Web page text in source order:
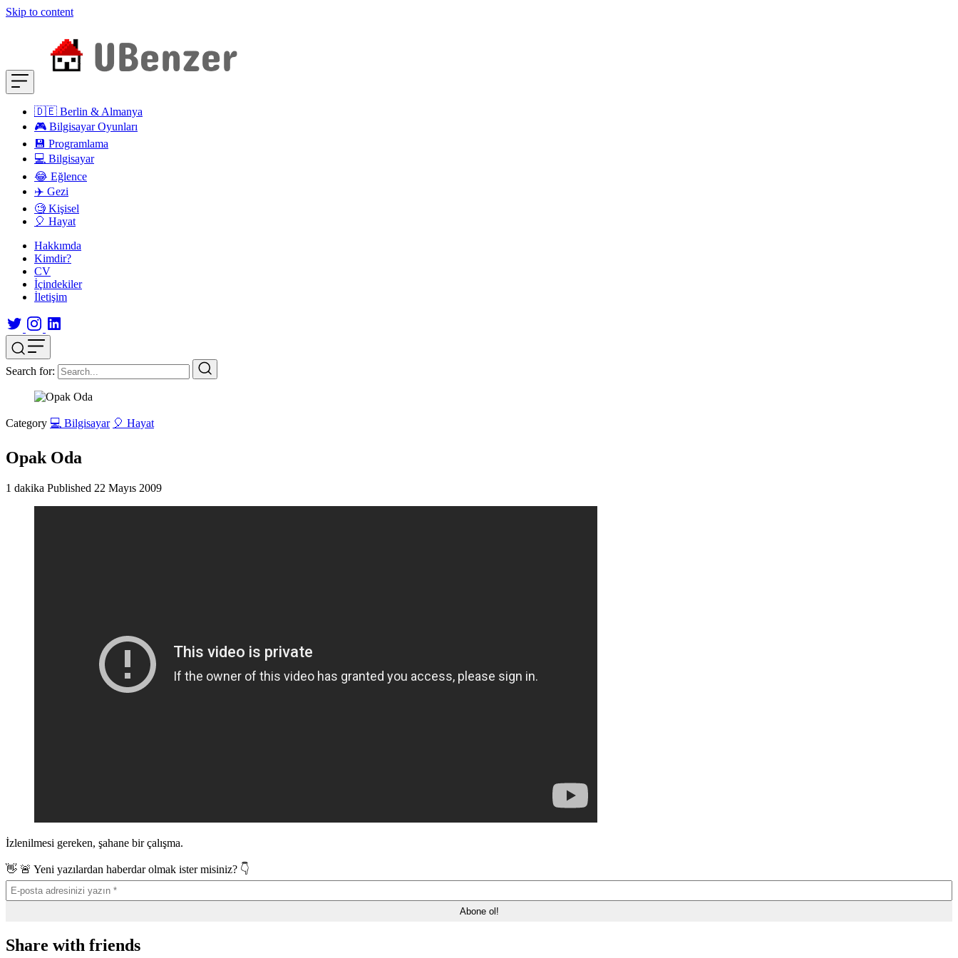
Skip to content
🇩🇪 Berlin & Almanya
🎮 Bilgisayar Oyunları
💾 Programlama
💻 Bilgisayar
😂 Eğlence
✈️ Gezi
🧐 Kişisel
🎈 Hayat
Hakkımda
Kimdir?
CV
İçindekiler
İletişim
Search for:
Category 💻 Bilgisayar 🎈 Hayat
Opak Oda
1 dakika Published 22 Mayıs 2009
İzlenilmesi gereken, şahane bir çalışma.
👋 🚨 Yeni yazılardan haberdar olmak ister misiniz? 👇
Share with friends